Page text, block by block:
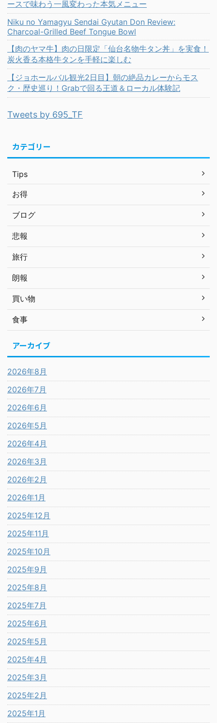
ースで味わう一風変わった本気メニュー
Niku no Yamagyu Sendai Gyutan Don Review:
Charcoal-Grilled Beef Tongue Bowl
【肉のヤマ牛】肉の日限定「仙台名物牛タン丼」を実食！
炭火香る本格牛タンを手軽に楽しむ
【ジョホールバル観光2日目】朝の絶品カレーからモス
ク・歴史巡り！Grabで回る王道＆ローカル体験記
Tweets by 695_TF
カテゴリー
Tips
お得
ブログ
悲報
旅行
朗報
買い物
食事
アーカイブ
2026年8月
2026年7月
2026年6月
2026年5月
2026年4月
2026年3月
2026年2月
2026年1月
2025年12月
2025年11月
2025年10月
2025年9月
2025年8月
2025年7月
2025年6月
2025年5月
2025年4月
2025年3月
2025年2月
2025年1月